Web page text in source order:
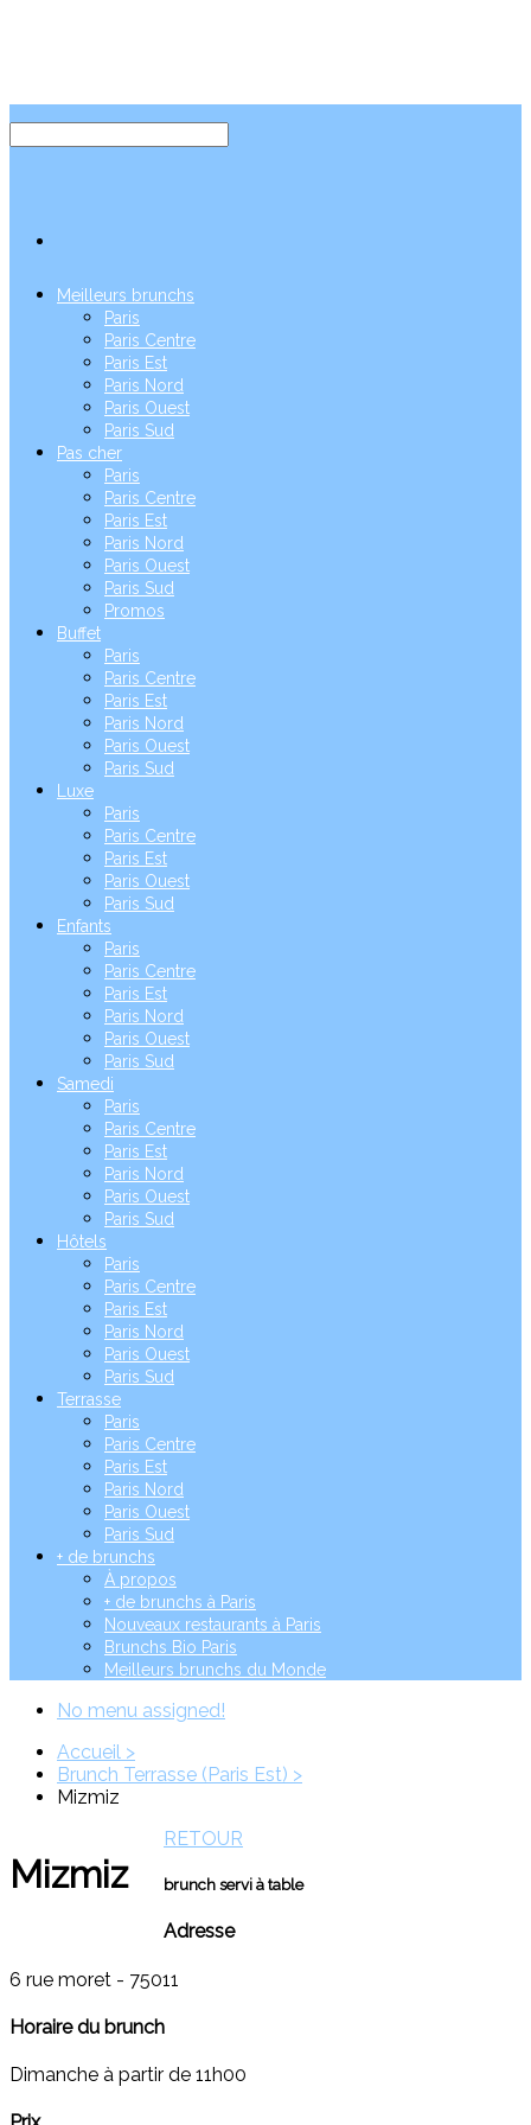
Meilleurs brunchs
Paris
Paris Centre
Paris Est
Paris Nord
Paris Ouest
Paris Sud
Pas cher
Paris
Paris Centre
Paris Est
Paris Nord
Paris Ouest
Paris Sud
Promos
Buffet
Paris
Paris Centre
Paris Est
Paris Nord
Paris Ouest
Paris Sud
Luxe
Paris
Paris Centre
Paris Est
Paris Ouest
Paris Sud
Enfants
Paris
Paris Centre
Paris Est
Paris Nord
Paris Ouest
Paris Sud
Samedi
Paris
Paris Centre
Paris Est
Paris Nord
Paris Ouest
Paris Sud
Hôtels
Paris
Paris Centre
Paris Est
Paris Nord
Paris Ouest
Paris Sud
Terrasse
Paris
Paris Centre
Paris Est
Paris Nord
Paris Ouest
Paris Sud
+ de brunchs
À propos
+ de brunchs à Paris
Nouveaux restaurants à Paris
Brunchs Bio Paris
Meilleurs brunchs du Monde
No menu assigned!
Accueil >
Brunch Terrasse (Paris Est) >
Mizmiz
Mizmiz
RETOUR
brunch servi à table
Adresse
6 rue moret - 75011
Horaire du brunch
Dimanche à partir de 11h00